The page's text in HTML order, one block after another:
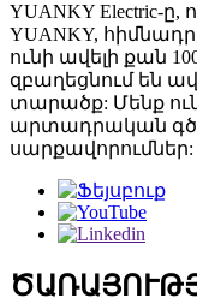
YUANKY Electric-
YUANKY,
ունի ավելի քան
զբաղեցնում են
տարածք: Մենք
արտադրական
սարքավորումներ: